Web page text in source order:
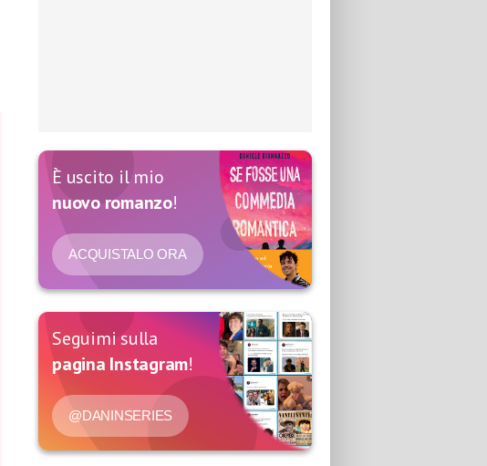
È uscito il mio
nuovo romanzo!
ACQUISTALO ORA
Seguimi sulla
pagina Instagram!
@DANINSERIES